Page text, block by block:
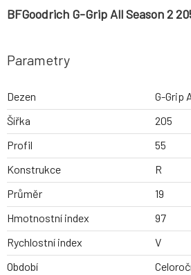
BFGoodrich G-Grip All Season 2
Parametry
Dezen
G-Grip
Šířka
205
Profil
55
Konstrukce
R
Průměr
19
Hmotnostní index
97
Rychlostní index
V
Období